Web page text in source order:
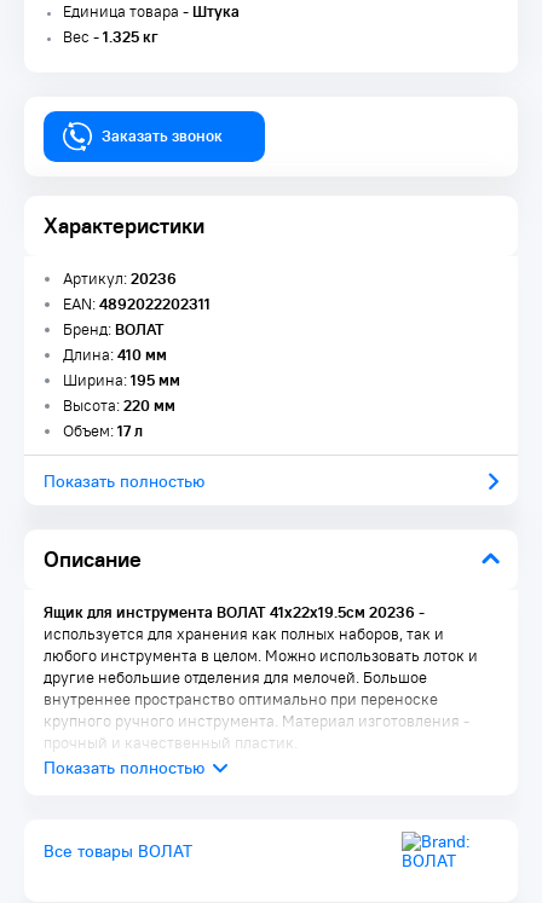
Единица товара -Штука
Вес -1.325 кг
Заказать звонок
Характеристики
Описание
Артикул:20236
EAN:4892022202311
Бренд:ВОЛАТ
Длина:410 мм
Ширина:195 мм
Высота:220 мм
Объем:17 л
Показать полностью
Ящик для инструмента ВОЛАТ 41х22х19.5см 20236 -
используется для хранения как полных наборов, так и
любого инструмента в целом. Можно использовать лоток и
другие небольшие отделения для мелочей. Большое
внутреннее пространство оптимально при переноске
крупного ручного инструмента. Материал изготовления -
прочный и качественный пластик.
Все товары ВОЛАТ